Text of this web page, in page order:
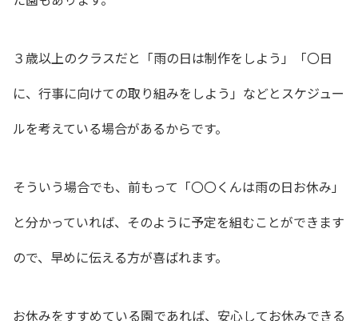
３歳以上のクラスだと 「雨の日は制作をしよう」「〇日
に、行事に向けての取り組みをしよう」などとスケジュー
ルを考えている場合があるからです。
そういう場合でも、前もって「〇〇くんは雨の日お休み」
と分かっていれば、そのように予定を組むことができます
ので、早めに伝える方が喜ばれます。
お休みをすすめている園であれば、安心してお休みできる